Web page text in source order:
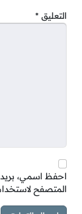
التعليق *
احفظ اسمي،
المتصفح